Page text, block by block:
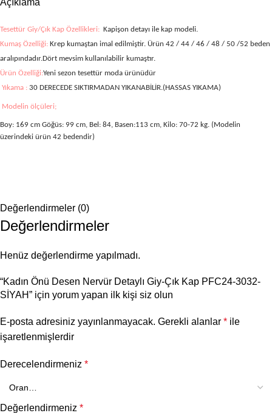
Açıklama
Tesettür Giy/Çık Kap Özellikleri: Kapişon detayı ile kap modeli.
Kumaş Özelliği: Krep kumaştan imal edilmiştir. Ürün 42 / 44 / 46 / 48 / 50 /52 beden
aralıpındadır.Dört mevsim kullanılabilir kumaştır.
Ürün Özelliği:Yeni sezon tesettür moda ürünüdür
Yıkama : 30 DERECEDE SIKTIRMADAN YIKANABİLİR.(HASSAS YIKAMA)
Modelin ölçüleri;
Boy: 169 cm Göğüs: 99 cm, Bel: 84, Basen:113 cm, Kilo: 70-72 kg. (Modelin
üzerindeki ürün 42 bedendir)
Değerlendirmeler (0)
Değerlendirmeler
Henüz değerlendirme yapılmadı.
“Kadın Önü Desen Nervür Detaylı Giy-Çık Kap PFC24-3032-
SİYAH” için yorum yapan ilk kişi siz olun
E-posta adresiniz yayınlanmayacak. Gerekli alanlar * ile
işaretlenmişlerdir
Derecelendirmeniz *
Değerlendirmeniz *